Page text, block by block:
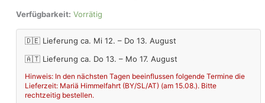
Verfügbarkeit: Vorrätig
🇩🇪 Lieferung ca. Mi 12. – Do 13. August
🇦🇹 Lieferung ca. Do 13. – Mo 17. August
Hinweis: In den nächsten Tagen beeinflussen folgende Termine die
Lieferzeit: Mariä Himmelfahrt (BY/SL/AT) (am 15.08.). Bitte
rechtzeitig bestellen.